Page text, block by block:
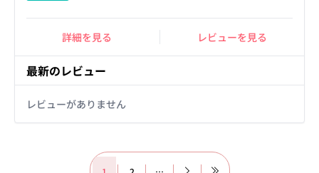
詳細を見る レビューを見る
最新のレビュー
レビューがありません